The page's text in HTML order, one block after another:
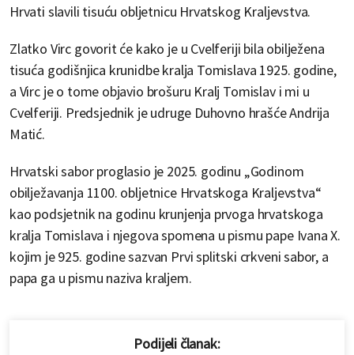
Hrvati slavili tisuću obljetnicu Hrvatskog Kraljevstva.
Zlatko Virc govorit će kako je u Cvelferiji bila obilježena
tisuća godišnjica krunidbe kralja Tomislava 1925. godine,
a Virc je o tome objavio brošuru Kralj Tomislav i mi u
Cvelferiji. Predsjednik je udruge Duhovno hrašće Andrija
Matić.
Hrvatski sabor proglasio je 2025. godinu „Godinom
obilježavanja 1100. obljetnice Hrvatskoga Kraljevstva“
kao podsjetnik na godinu krunjenja prvoga hrvatskoga
kralja Tomislava i njegova spomena u pismu pape Ivana X.
kojim je 925. godine sazvan Prvi splitski crkveni sabor, a
papa ga u pismu naziva kraljem.
Podijeli članak: